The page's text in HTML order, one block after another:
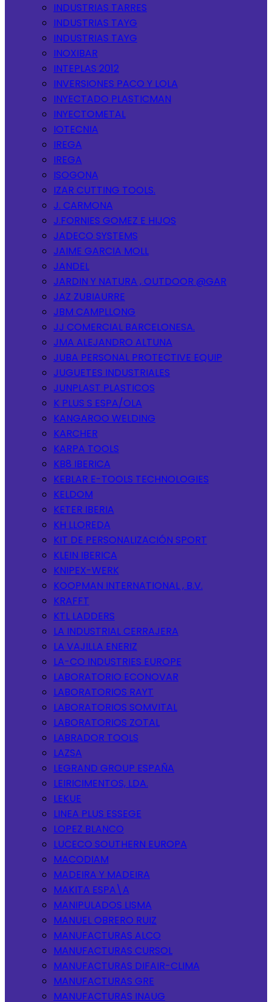
INDUSTRIAS TARRES
INDUSTRIAS TAYG
INDUSTRIAS TAYG
INOXIBAR
INTEPLAS 2012
INVERSIONES PACO Y LOLA
INYECTADO PLASTICMAN
INYECTOMETAL
IOTECNIA
IREGA
IREGA
ISOGONA
IZAR CUTTING TOOLS.
J. CARMONA
J.FORNIES GOMEZ E HIJOS
JADECO SYSTEMS
JAIME GARCIA MOLL
JANDEL
JARDIN Y NATURA , OUTDOOR @GAR
JAZ ZUBIAURRE
JBM CAMPLLONG
JJ COMERCIAL BARCELONESA.
JMA ALEJANDRO ALTUNA
JUBA PERSONAL PROTECTIVE EQUIP
JUGUETES INDUSTRIALES
JUNPLAST PLASTICOS
K PLUS S ESPA/OLA
KANGAROO WELDING
KARCHER
KARPA TOOLS
KB8 IBERICA
KEBLAR E-TOOLS TECHNOLOGIES
KELDOM
KETER IBERIA
KH LLOREDA
KIT DE PERSONALIZACIÓN SPORT
KLEIN IBERICA
KNIPEX-WERK
KOOPMAN INTERNATIONAL , B.V.
KRAFFT
KTL LADDERS
LA INDUSTRIAL CERRAJERA
LA VAJILLA ENERIZ
LA-CO INDUSTRIES EUROPE
LABORATORIO ECONOVAR
LABORATORIOS RAYT
LABORATORIOS SOMVITAL
LABORATORIOS ZOTAL
LABRADOR TOOLS
LAZSA
LEGRAND GROUP ESPAÑA
LEIRICIMENTOS, LDA.
LEKUE
LINEA PLUS ESSEGE
LOPEZ BLANCO
LUCECO SOUTHERN EUROPA
MACODIAM
MADEIRA Y MADEIRA
MAKITA ESPA\A
MANIPULADOS LISMA
MANUEL OBRERO RUIZ
MANUFACTURAS ALCO
MANUFACTURAS CURSOL
MANUFACTURAS DIFAIR-CLIMA
MANUFACTURAS GRE
MANUFACTURAS INAUG